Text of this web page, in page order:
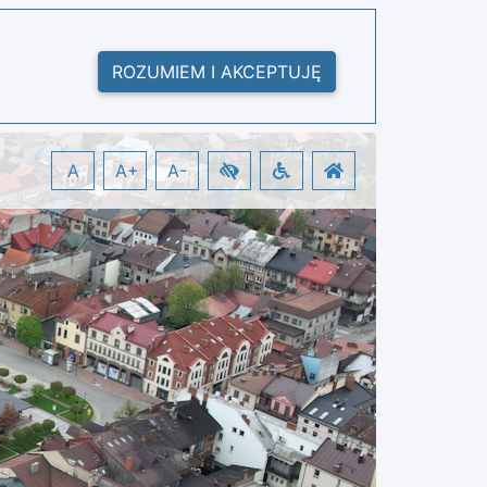
ROZUMIEM I AKCEPTUJĘ
A A+ A-